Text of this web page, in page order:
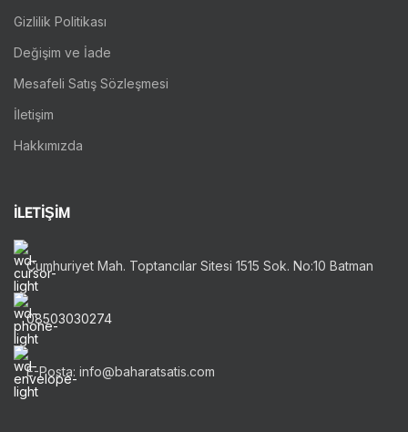
Gizlilik Politikası
Değişim ve İade
Mesafeli Satış Sözleşmesi
İletişim
Hakkımızda
İLETİŞİM
Cumhuriyet Mah. Toptancılar Sitesi 1515 Sok. No:10 Batman
08503030274
E-Posta: info@baharatsatis.com